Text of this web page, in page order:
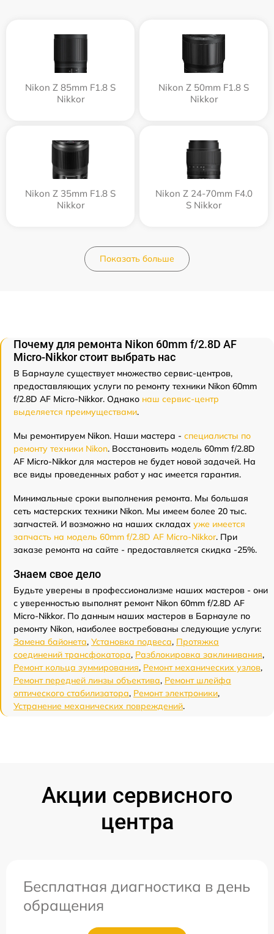
Nikon Z 85mm F1.8 S
Nikkor
Nikon Z 50mm F1.8 S
Nikkor
Nikon Z 35mm F1.8 S
Nikkor
Nikon Z 24-70mm F4.0
S Nikkor
Показать больше
Почему для ремонта Nikon 60mm f/2.8D AF
Micro-Nikkor стоит выбрать нас
В Барнауле существует множество сервис-центров,
предоставляющих услуги по ремонту техники Nikon 60mm
f/2.8D AF Micro-Nikkor. Однако наш сервис-центр
выделяется преимуществами.
Мы ремонтируем Nikon. Наши мастера - специалисты по
ремонту техники Nikon. Восстановить модель 60mm f/2.8D
AF Micro-Nikkor для мастеров не будет новой задачей. На
все виды проведенных работ у нас имеется гарантия.
Минимальные сроки выполнения ремонта. Мы большая
сеть мастерских техники Nikon. Мы имеем более 20 тыс.
запчастей. И возможно на наших складах уже имеется
запчасть на модель 60mm f/2.8D AF Micro-Nikkor. При
заказе ремонта на сайте - предоставляется скидка -25%.
Знаем свое дело
Будьте уверены в профессионализме наших мастеров - они
с уверенностью выполнят ремонт Nikon 60mm f/2.8D AF
Micro-Nikkor. По данным наших мастеров в Барнауле по
ремонту Nikon, наиболее востребованы следующие услуги:
Замена байонета, Установка подвеса, Протяжка
соединений трансфокатора, Разблокировка заклинивания,
Ремонт кольца зуммирования, Ремонт механических узлов,
Ремонт передней линзы объектива, Ремонт шлейфа
оптического стабилизатора, Ремонт электроники,
Устранение механических повреждений.
Акции сервисного
центра
Бесплатная диагностика в день
обращения